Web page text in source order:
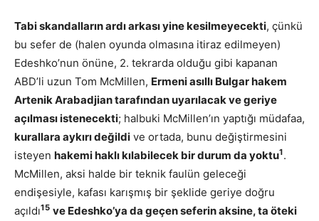
Tabi skandalların ardı arkası yine kesilmeyecekti, çünkü
bu sefer de (halen oyunda olmasına itiraz edilmeyen)
Edeshko’nun önüne, 2. tekrarda olduğu gibi kapanan
ABD’li uzun Tom McMillen, Ermeni asıllı Bulgar hakem
Artenik Arabadjian tarafından uyarılacak ve geriye
açılması istenecekti; halbuki McMillen’ın yaptığı müdafaa,
kurallara aykırı değildi ve ortada, bunu değiştirmesini
isteyen hakemi haklı kılabilecek bir durum da yoktu1.
McMillen, aksi halde bir teknik faulün geleceği
endişesiyle, kafası karışmış bir şeklide geriye doğru
açıldı15 ve Edeshko’ya da geçen seferin aksine, ta öteki